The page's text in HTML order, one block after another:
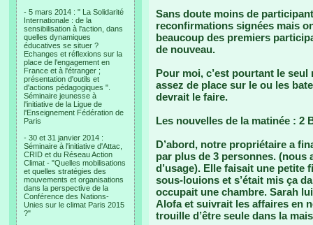
- 5 mars 2014 : " La Solidarité
Internationale : de la
sensibilisation à l'action, dans
quelles dynamiques
éducatives se situer ?
Echanges et réflexions sur la
place de l'engagement en
France et à l'étranger ;
présentation d'outils et
d'actions pédagogiques ".
Séminaire jeunesse à
l'initiative de la Ligue de
l'Enseignement Fédération de
Paris
- 30 et 31 janvier 2014 :
Séminaire à l'initiative d'Attac,
CRID et du Réseau Action
Climat - "Quelles mobilisations
et quelles stratégies des
mouvements et organisations
dans la perspective de la
Conférence des Nations-
Unies sur le climat Paris 2015
?"
Sans doute moins de
reconfirmations signées mais
beaucoup des premiers
de nouveau.
Pour moi, c’est pourtant le seul
assez de place sur le ou les
devrait le faire.
Les nouvelles de la matinée : 2
D’abord, notre propriétaire a
par plus de 3 personnes. (nous
d’usage). Elle faisait une petite
sous-louions et s’était mis ça
occupait une chambre. Sarah
Alofa et suivrait les affaires en
trouille d’être seule dans la